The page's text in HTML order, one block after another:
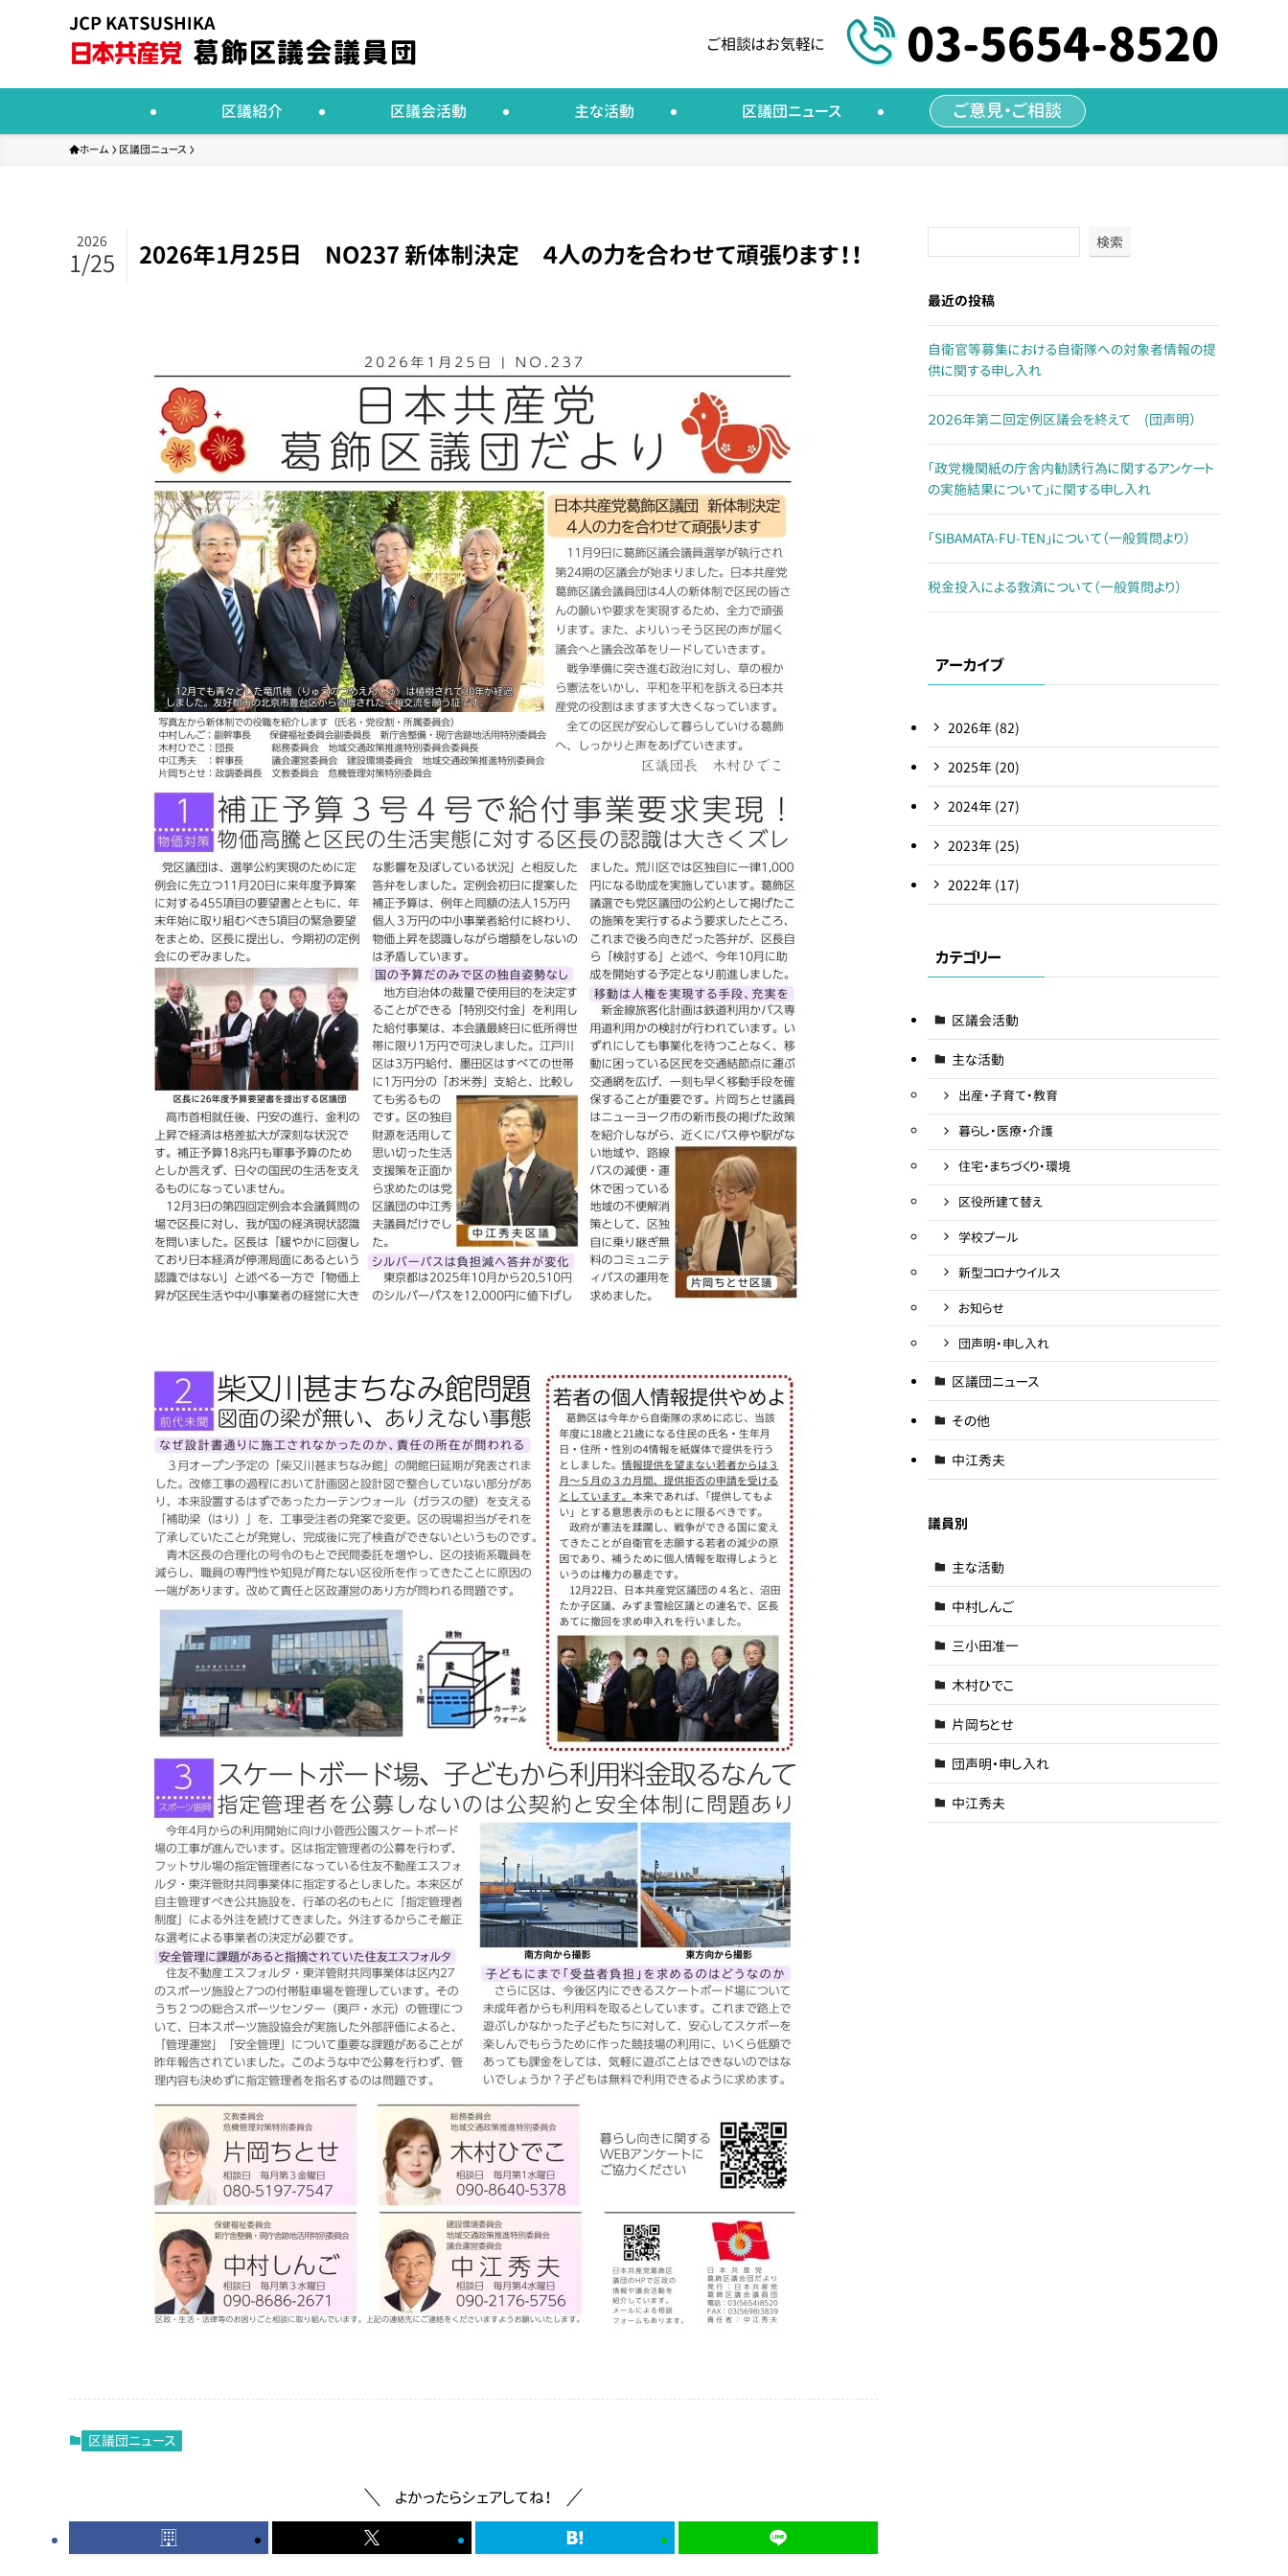
区議紹介 区議会活動 主な活動 区議団ニュース ご意見・ご相談
ご相談はお気軽に 03-5654-8520
ホーム 区議団ニュース
2026年1月25日 NO237 新体制決定 ４人の力を合わせて頑張ります！！
2026
1/25
区議団ニュース
よかったらシェアしてね！
検索
最近の投稿
自衛官等募集における自衛隊への対象者情報の提
供に関する申し入れ
２０２６年第二回定例区議会を終えて (団声明）
「政党機関紙の庁舎内勧誘行為に関するアンケート
の実施結果について」に関する申し入れ
「SIBAMATA-FU-TEN」について（一般質問より）
税金投入による救済について（一般質問より）
アーカイブ
2026 (82)
年
2025 (20)
年
2024 (27)
年
2023 (25)
年
2022 (17)
年
カテゴリー
区議会活動
主な活動
出産・子育て・教育
暮らし・医療・介護
住宅・まちづくり・環境
区役所建て替え
学校プール
新型コロナウイルス
お知らせ
団声明・申し入れ
区議団ニュース
その他
中江秀夫
議員別
主な活動
中村しんご
三小田准一
木村ひでこ
片岡ちとせ
団声明・申し入れ
中江秀夫